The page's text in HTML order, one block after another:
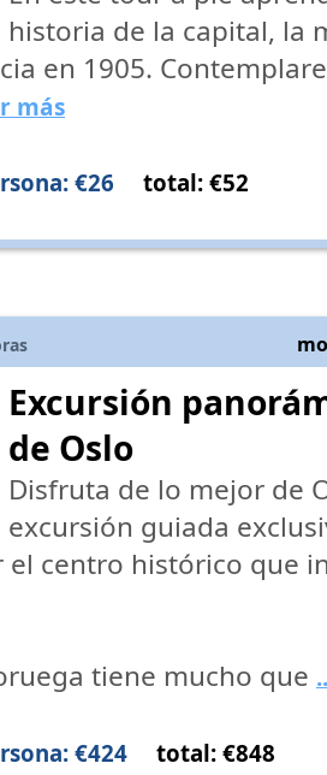
historia de la capital, la
en 1905.
más
€26 total: €52
Excursión
de Oslo
Disfruta de lo mejor de
excursión guiada
el centro histórico que
tiene mucho que
€424 total: €848